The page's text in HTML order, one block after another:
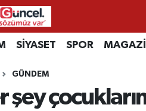
SİYASET SPOR
GÜNDEM
şey